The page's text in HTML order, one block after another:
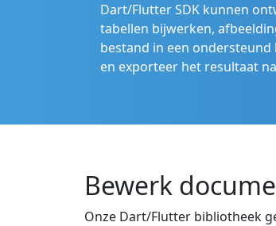
Dart/Flutter SDK kunnen
tabellen bijwerken,
bestand in een
en exporteer het resultaat
Bewerk
Onze Dart/Flutter bibliotheek